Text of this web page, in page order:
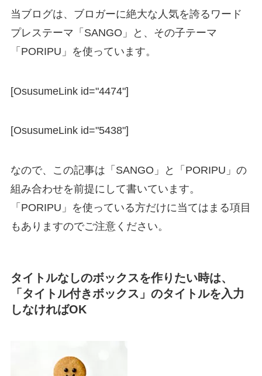
当ブログは、ブロガーに絶大な人気を誇るワード
プレステーマ「SANGO」と、その子テーマ
「PORIPU」を使っています。
[OsusumeLink id="4474"]
[OsusumeLink id="5438"]
なので、この記事は「SANGO」と「PORIPU」の
組み合わせを前提にして書いています。
「PORIPU」を使っている方だけに当てはまる項目
もありますのでご注意ください。
タイトルなしのボックスを作りたい時は、
「タイトル付きボックス」のタイトルを入力
しなければOK